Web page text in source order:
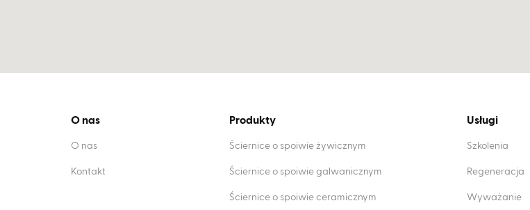
O nas
O nas
Kontakt
Produkty
Ściernice o spoiwie żywicznym
Ściernice o spoiwie galwanicznym
Ściernice o spoiwie ceramicznym
Usługi
Szkolenia
Regeneracja
Wyważanie